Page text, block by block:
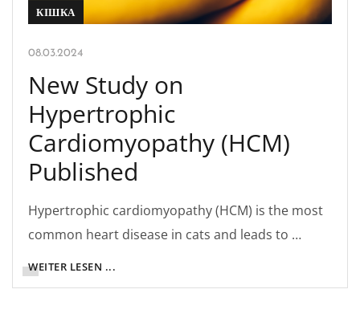
КІШКА
08.03.2024
New Study on
Hypertrophic
Cardiomyopathy (HCM)
Published
Hypertrophic cardiomyopathy (HCM) is the most
common heart disease in cats and leads to …
WEITER LESEN ...